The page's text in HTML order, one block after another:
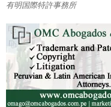
有明国際特許事務所